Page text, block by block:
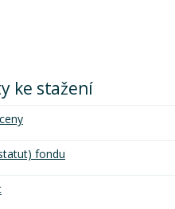
ke stažení
fondu